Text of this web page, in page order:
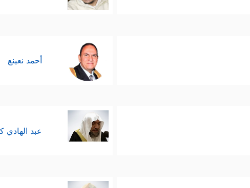
أحمد نعينع
عبد الهادي